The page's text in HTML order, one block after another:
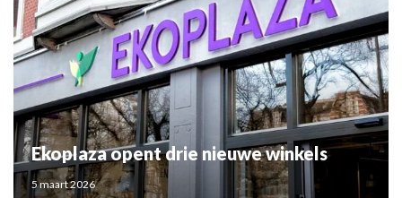
Ekoplaza opent drie nieuwe winkels
5 maart 2026